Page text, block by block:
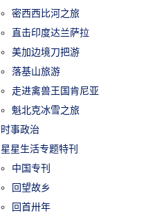
密西西比河之旅
直击印度达兰萨拉
美加边境刀把游
落基山旅游
走进禽兽王国肯尼亚
魁北克冰雪之旅
时事政治
星星生活专题特刊
中国专刊
回望故乡
回首卅年